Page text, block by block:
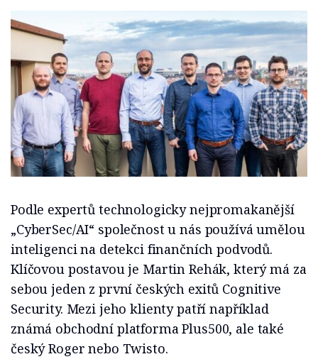
Podle expertů technologicky nejpromakanější
„CyberSec/AI“ společnost u nás používá umělou
inteligenci na detekci finančních podvodů.
Klíčovou postavou je Martin Rehák, který má za
sebou jeden z první českých exitů Cognitive
Security. Mezi jeho klienty patří například
známá obchodní platforma Plus500, ale také
český Roger nebo Twisto.